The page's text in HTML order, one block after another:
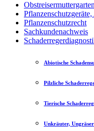
Obstreisermuttergarten
Pflanzenschutzrecht
Sachkundenachweis
Abiotische
Pilzliche
Tierische
Unkräuter, Ungräser